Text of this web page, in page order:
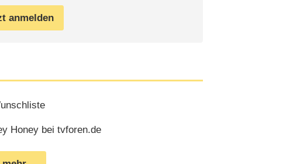
anmelden
Honey bei tvforen.de